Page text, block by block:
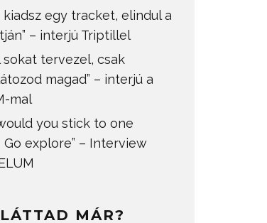
kiadsz egy tracket, elindul a
– interjú Triptillel
sokat tervezel, csak
magad” – interjú a
mal
you stick to one
Go explore” – Interview
MÁR?